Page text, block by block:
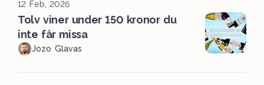
12 Feb, 2026
Tolv viner under 150 kronor du
inte får missa
Jozo Glavas